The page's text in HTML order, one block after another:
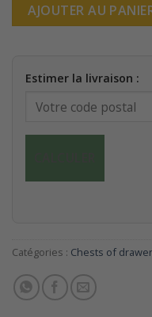
AJOUTER AU
Estimer la livraison :
Catégories : Chests of